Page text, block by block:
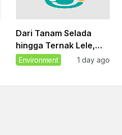
Dari Tanam Selada
hingga Ternak Lele,
Sekolah Ini Ajarkan
Environment 1 day ago